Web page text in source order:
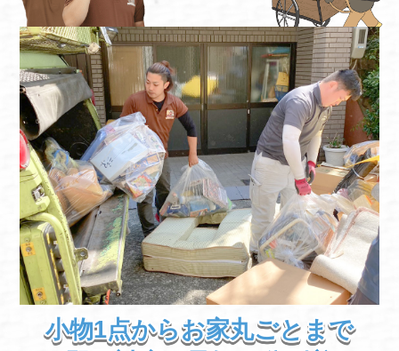
小物1点からお家丸ごとまで